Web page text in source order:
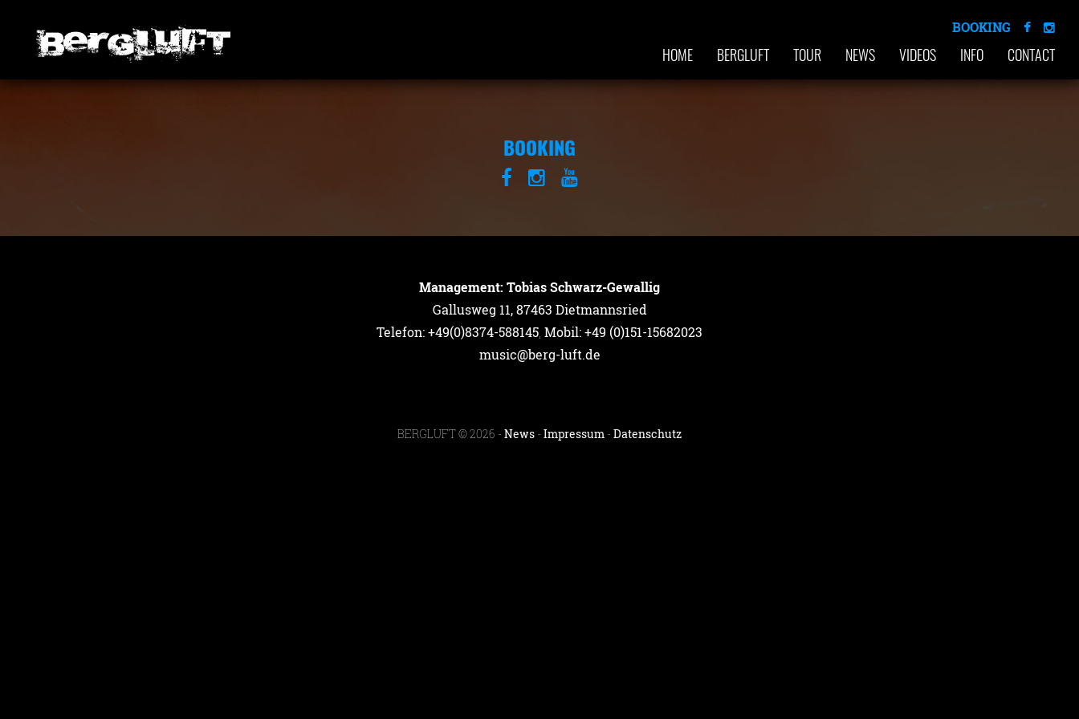
BOOKING
HOME BERGLUFT TOUR NEWS VIDEOS INFO CONTACT
BOOKING
Management: Tobias Schwarz-Gewallig
Gallusweg 11, 87463 Dietmannsried
Telefon: +49(0)8374-588145 Mobil: +49 (0)151-15682023
music@berg-luft.de
BERGLUFT © 2026 -News -Impressum -Datenschutz